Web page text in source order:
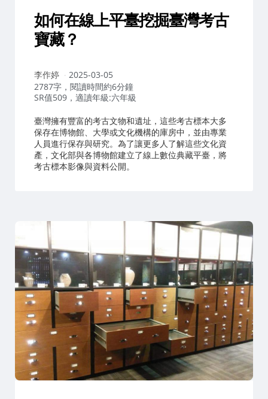
如何在線上平臺挖掘臺灣考古
寶藏？
作
者：
李作婷
2025-03-05
2787字，閱讀時間約6分鐘
SR值509，適讀年級:六年級
臺灣擁有豐富的考古文物和遺址，這些考古標本大多
保存在博物館、大學或文化機構的庫房中，並由專業
人員進行保存與研究。為了讓更多人了解這些文化資
產，文化部與各博物館建立了線上數位典藏平臺，將
考古標本影像與資料公開。